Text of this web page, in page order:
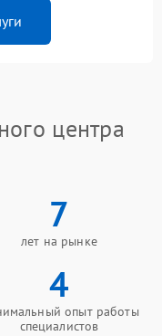
центра
7
лет на рынке
4
опыт работы
специалистов